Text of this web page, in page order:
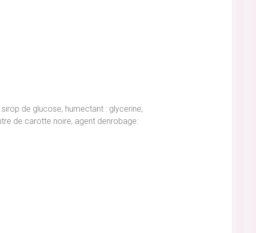
de glucose, humectant : glycerine;
de carotte noire, agent denrobage: